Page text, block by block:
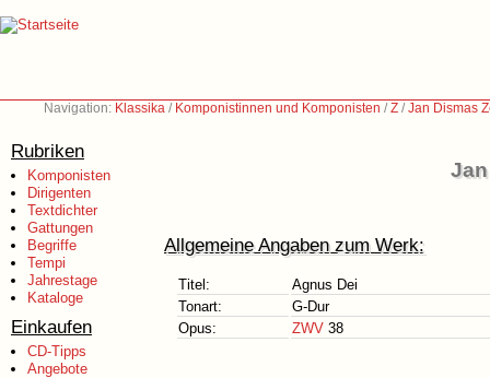
Navigation: Klassika / Komponistinnen und Komponisten /Z /Jan Dismas
Rubriken
Komponisten
Dirigenten
Textdichter
Gattungen
Begriffe
Tempi
Jahrestage
Kataloge
Einkaufen
CD-Tipps
Angebote
Allgemeine Angaben zum Werk:
Titel:
Agnus Dei
Tonart:
G-Dur
Opus:
ZWV 38